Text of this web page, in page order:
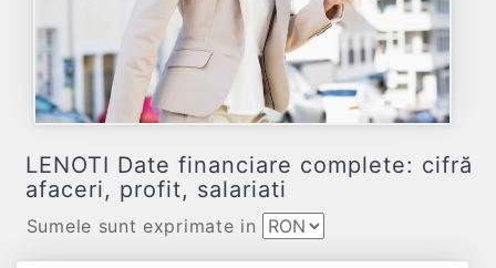
LENOTI Date financiare complete: cifră
afaceri, profit, salariati
Sumele sunt exprimate in